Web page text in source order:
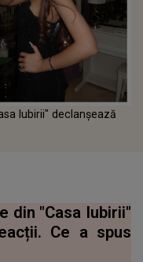
Iubirii" declanșează
din "Casa Iubirii"
Ce a spus